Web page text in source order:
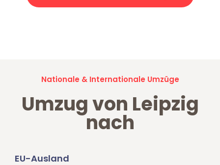
Nationale & Internationale Umzüge
Umzug von Leipzig
nach
EU-Ausland